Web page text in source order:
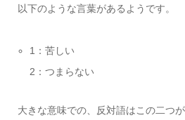
以下のような言葉があるようです。
1：苦しい
2：つまらない
大きな意味での、反対語はこの二つが